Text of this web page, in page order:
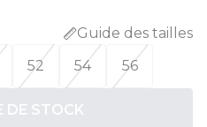
Guide des tailles
52 54 56
DE STOCK